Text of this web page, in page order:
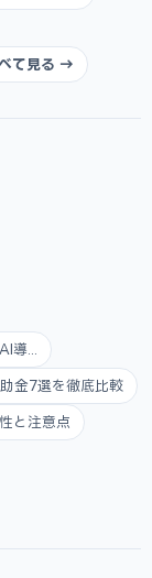
て見る →
導...
金7選を徹底比較
と注意点